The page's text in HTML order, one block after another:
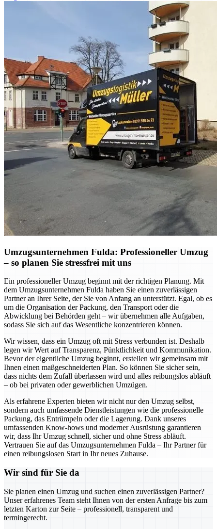
Umzugsunternehmen Fulda: Professioneller Umzug
– so planen Sie stressfrei mit uns
Ein professioneller Umzug beginnt mit der richtigen Planung. Mit
dem Umzugsunternehmen Fulda haben Sie einen zuverlässigen
Partner an Ihrer Seite, der Sie von Anfang an unterstützt. Egal, ob es
um die Organisation der Packung, den Transport oder die
Abwicklung bei Behörden geht – wir übernehmen alle Aufgaben,
sodass Sie sich auf das Wesentliche konzentrieren können.
Wir wissen, dass ein Umzug oft mit Stress verbunden ist. Deshalb
legen wir Wert auf Transparenz, Pünktlichkeit und Kommunikation.
Bevor der eigentliche Umzug beginnt, erstellen wir gemeinsam mit
Ihnen einen maßgeschneiderten Plan. So können Sie sicher sein,
dass nichts dem Zufall überlassen wird und alles reibungslos abläuft
– ob bei privaten oder gewerblichen Umzügen.
Als erfahrene Experten bieten wir nicht nur den Umzug selbst,
sondern auch umfassende Dienstleistungen wie die professionelle
Packung, das Entrümpeln oder die Lagerung. Dank unseres
umfassenden Know-hows und moderner Ausrüstung garantieren
wir, dass Ihr Umzug schnell, sicher und ohne Stress abläuft.
Vertrauen Sie auf das Umzugsunternehmen Fulda – Ihr Partner für
einen reibungslosen Start in Ihr neues Zuhause.
Wir sind für Sie da
Sie planen einen Umzug und suchen einen zuverlässigen Partner?
Unser erfahrenes Team steht Ihnen von der ersten Anfrage bis zum
letzten Karton zur Seite – professionell, transparent und
termingerecht.